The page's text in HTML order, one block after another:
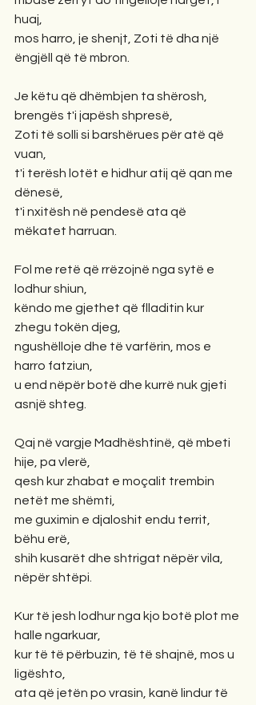
huaj,
mos harro, je shenjt, Zoti të dha një
ëngjëll që të mbron.
Je këtu që dhëmbjen ta shërosh,
brengës t'i japësh shpresë,
Zoti të solli si barshërues për atë që
vuan,
t'i terësh lotët e hidhur atij që qan me
dënesë,
t'i nxitësh në pendesë ata që
mëkatet harruan.
Fol me retë që rrëzojnë nga sytë e
lodhur shiun,
këndo me gjethet që flladitin kur
zhegu tokën djeg,
ngushëlloje dhe të varfërin, mos e
harro fatziun,
u end nëpër botë dhe kurrë nuk gjeti
asnjë shteg.
Qaj në vargje Madhështinë, që mbeti
hije, pa vlerë,
qesh kur zhabat e moçalit trembin
netët me shëmti,
me guximin e djaloshit endu territ,
bëhu erë,
shih kusarët dhe shtrigat nëpër vila,
nëpër shtëpi.
Kur të jesh lodhur nga kjo botë plot me
halle ngarkuar,
kur të të përbuzin, të të shajnë, mos u
ligështo,
ata që jetën po vrasin, kanë lindur të